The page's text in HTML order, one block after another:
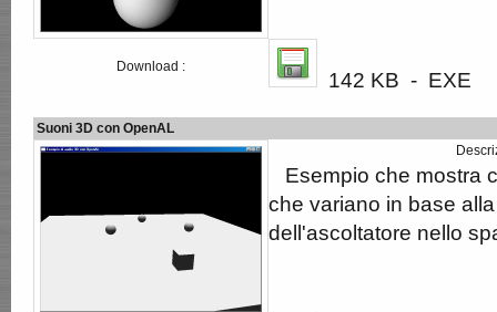
Download :
142 KB - EXE
Suoni 3D con OpenAL
Esempio che mostra
che variano in base
dell'ascoltatore nello